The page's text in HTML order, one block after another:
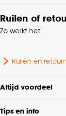
Ruilen of
Zo werkt het
Ruilen en
Altijd voordeel
Tips en info